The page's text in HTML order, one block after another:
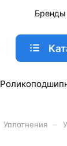
Бренды
Уплотнения